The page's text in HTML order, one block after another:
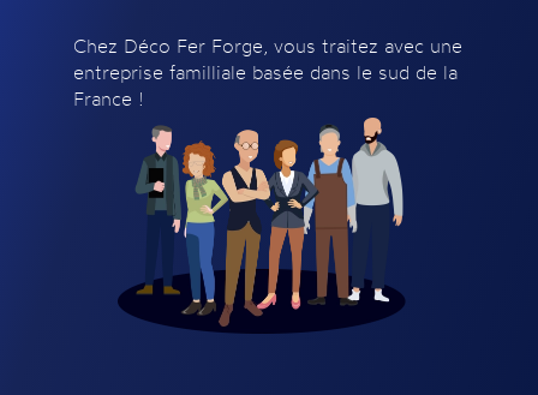
Chez Déco Fer Forge, vous traitez avec une
entreprise familliale basée dans le sud de la
France !